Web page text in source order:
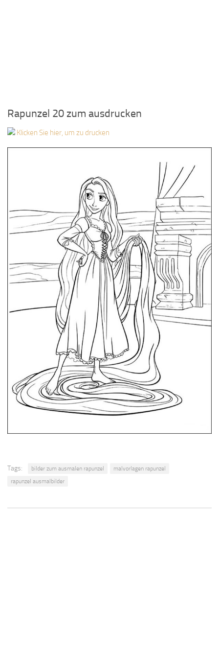
Rapunzel 20 zum ausdrucken
Klicken Sie hier, um zu drucken
Tags: bilder zum ausmalen rapunzel
malvorlagen rapunzel
rapunzel ausmalbilder